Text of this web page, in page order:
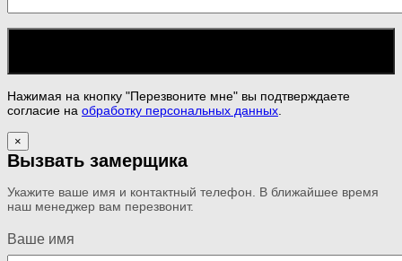
Нажимая на кнопку "Перезвоните мне" вы подтверждаете
согласие на обработку персональных данных.
×
Вызвать замерщика
Укажите ваше имя и контактный телефон. В ближайшее время
наш менеджер вам перезвонит.
Ваше имя